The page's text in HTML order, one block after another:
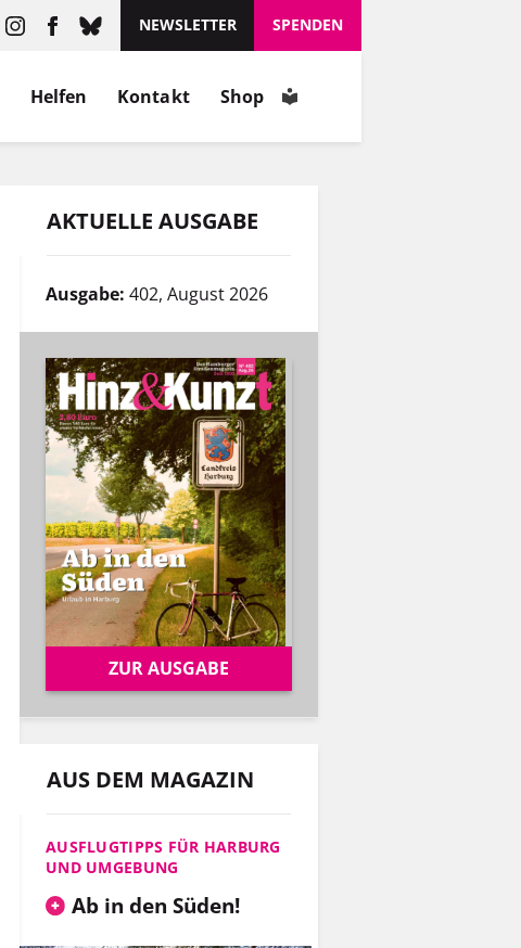
NEWSLETTER SPENDEN
Helfen Kontakt Shop
AKTUELLE AUSGABE
Ausgabe: 402, August 2026
ZUR AUSGABE
AUS DEM MAGAZIN
AUSFLUGTIPPS FÜR HARBURG
UND UMGEBUNG
Ab in den Süden!